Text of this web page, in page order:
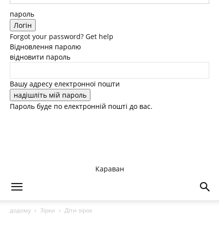
пароль
Forgot your password? Get help
Відновлення паролю
відновити пароль
Вашу адресу електронної пошти
Пароль буде по електронній пошті до вас.
Караван
додому Зірки Діти зірок